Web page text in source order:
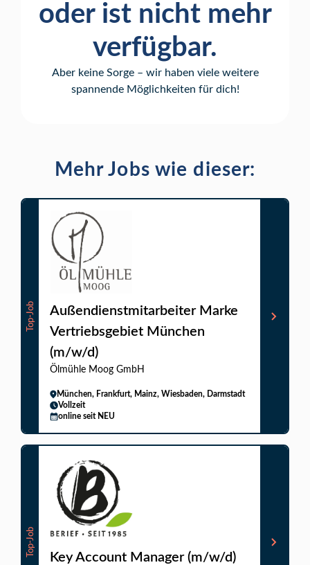
oder ist nicht mehr
verfügbar.
Aber keine Sorge – wir haben viele weitere
spannende Möglichkeiten für dich!
Mehr Jobs wie dieser:
Top-Job
Außendienstmitarbeiter Marke
Vertriebsgebiet München
(m/w/d)
Ölmühle Moog GmbH
München, Frankfurt, Mainz, Wiesbaden, Darmstadt
Vollzeit
online seit NEU
Top-Job
Key Account Manager (m/w/d)